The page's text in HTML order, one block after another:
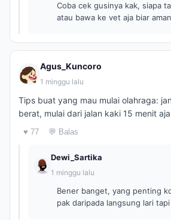
Coba cek gusinya kak, siapa
atau bawa ke vet aja biar
Agus_Kuncoro
1 minggu lalu
Tips buat yang mau mulai olahraga:
berat, mulai dari jalan kaki 15 menit
♥ 77 💬 Balas
Dewi_Sartika
1 minggu lalu
Bener banget, yang penting
pak daripada langsung lari